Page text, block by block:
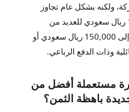
ولكنه بشكل عام تجاوز
حاجز الـ 100,000 ريال سعودي للعديد من
الفئات، وقد يصل إلى 150,000 ريال سعودي أو
وذات الدفع الرباعي.
مستعملة أفضل من
باهظة الثمن؟